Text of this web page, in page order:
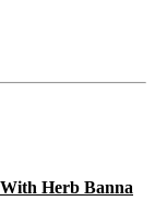
Herb Banna